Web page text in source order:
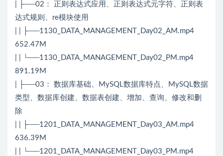
| ├──02： 正则表达式应用、正则表达式元字符、正则表
达式规则、re模块使用
| | ├──1130_DATA_MANAGEMENT_Day02_AM.mp4
652.47M
| | └──1130_DATA_MANAGEMENT_Day02_PM.mp4
891.19M
| ├──03： 数据库基础、MySQL数据库特点、MySQL数据
类型、数据库创建、数据表创建、增加、查询、修改和删
除
| | ├──1201_DATA_MANAGEMENT_Day03_AM.mp4
636.39M
| | └──1201_DATA_MANAGEMENT_Day03_PM.mp4